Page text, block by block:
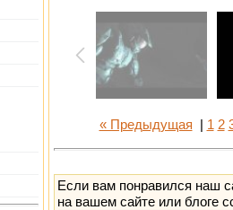
« Предыдущая 1 2
Если вам понравился наш
на вашем сайте или блоге